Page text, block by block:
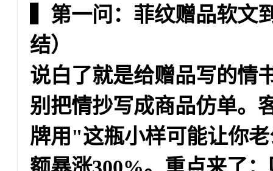
▍第一问：菲纹赠品软文
结）
说白了就是给赠品写的
别把情抄写成商品仿单。
牌用"这瓶小样可能让你